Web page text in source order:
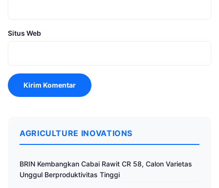
Situs Web
AGRICULTURE INOVATIONS
BRIN Kembangkan Cabai Rawit CR 58, Calon Varietas
Unggul Berproduktivitas Tinggi